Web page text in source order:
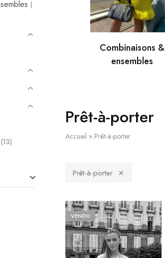
Combinaisons &
ensembles
Prêt-à-porter
Accueil » Prêt-à-porter
Prêt-à-porter
VENDU
13